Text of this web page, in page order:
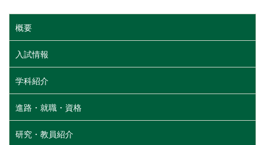
概要
入試情報
学科紹介
進路・就職・資格
研究・教員紹介